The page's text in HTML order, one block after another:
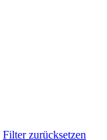
Filter zurücksetzen